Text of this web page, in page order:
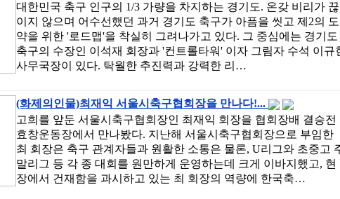
대한민국 축구 인구의 1/3 가량을 차지하는 경기도. 온갖 비리가 끊
이지 않으며 어수선했던 과거 경기도 축구가 아픔을 씻고 제2의 도
약을 위한 '로드맵'을 착실히 그려나가고 있다. 그 중심에는 경기도
축구의 수장인 이석재 회장과 '컨트롤타워' 이자 그림자 수석 이규
사무국장이 있다. 탁월한 추진력과 강력한 리…
(화제의인물)최재익 서울시축구협회장을 만나다!...
고희를 앞둔 서울시축구협회장인 최재익 회장을 협회장배 결승전
효창운동장에서 만나봤다. 지난해 서울시축구협회장으로 부임한
최 회장은 축구 관계자들과 원활한 소통은 물론, U리그와 초중고
말리그 등 각 종 대회를 원만하게 운영하는데 크게 이바지했고, 현
장에서 건재함을 과시하고 있는 최 회장의 역량에 한국축…